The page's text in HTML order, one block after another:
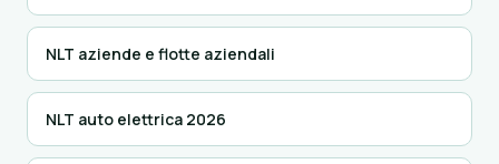
NLT aziende e flotte aziendali
NLT auto elettrica 2026